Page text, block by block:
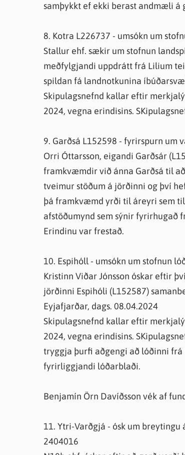
samþykkt ef ekki berast andmæli
8. Kotra L226737 - umsókn um
Stallur ehf. sækir um stofnun
meðfylgjandi uppdrátt frá Lilium
spildan fá landnotkunina
Skipulagsnefnd kallar eftir
2024, vegna erindisins.
9. Garðsá L152598 - fyrirspurn um
Orri Óttarsson, eigandi Garðsár
framkvæmdir við ánna Garðsá til
tveimur stöðum á jörðinni og því
þá framkvæmd yrði til áreyri sem
afstöðumynd sem sýnir fyrirhugað
Erindinu var frestað.
10. Espihóll - umsókn um stofnun
Kristinn Viðar Jónsson óskar eftir
jörðinni Espihóli (L152587)
Eyjafjarðar, dags. 08.04.2024
Skipulagsnefnd kallar eftir
2024, vegna erindisins.
tryggja þurfi aðgengi að lóðinni
fyrirliggjandi lóðarblaði.
Benjamín Örn Davíðsson vék af
11. Ytri-Varðgjá - ósk um
2404016